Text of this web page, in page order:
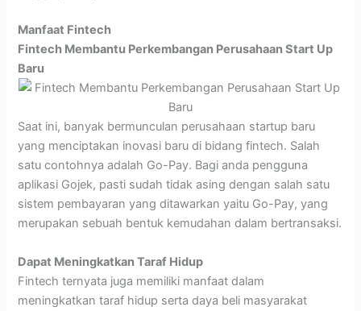
Manfaat Fintech
Fintech Membantu Perkembangan Perusahaan Start Up
Baru
Saat ini, banyak bermunculan perusahaan startup baru
yang menciptakan inovasi baru di bidang fintech. Salah
satu contohnya adalah Go-Pay. Bagi anda pengguna
aplikasi Gojek, pasti sudah tidak asing dengan salah satu
sistem pembayaran yang ditawarkan yaitu Go-Pay, yang
merupakan sebuah bentuk kemudahan dalam bertransaksi.
Dapat Meningkatkan Taraf Hidup
Fintech ternyata juga memiliki manfaat dalam
meningkatkan taraf hidup serta daya beli masyarakat
a
p